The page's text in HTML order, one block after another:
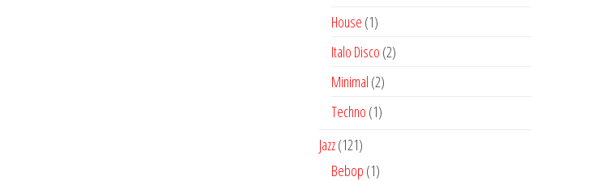
House 11
producto
Italo Disco 22
Minimal 22
productos
Techno 11
Jazz 121121
productos
Bebop 11